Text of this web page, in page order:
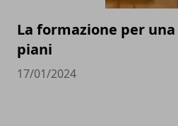
La formazione per
piani
17/01/2024